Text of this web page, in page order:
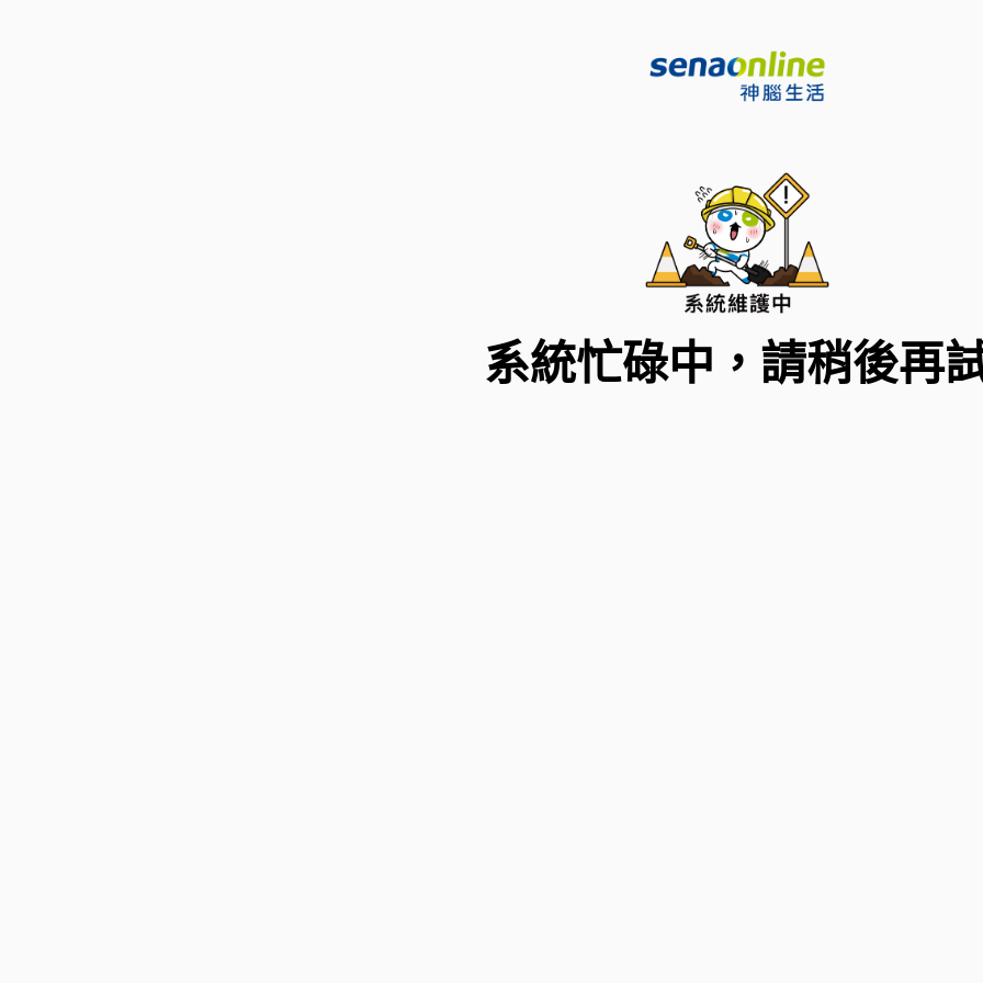
系統忙碌中，請稍後再